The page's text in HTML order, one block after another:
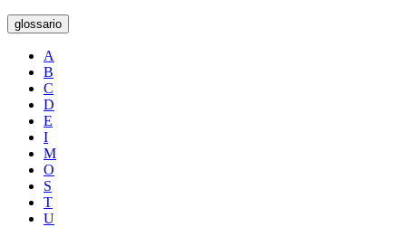
glossario
A
B
C
D
E
I
M
O
S
T
U